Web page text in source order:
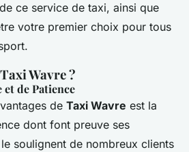
ce service de taxi, ainsi que
votre premier choix pour tous
Wavre ?
et de Patience
de Taxi Wavre est la
dont font preuve ses
soulignent de nombreux clients